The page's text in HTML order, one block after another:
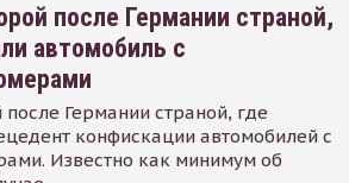
после Германии страной,
автомобиль с
после Германии страной, где
конфискации автомобилей с
Известно как минимум об